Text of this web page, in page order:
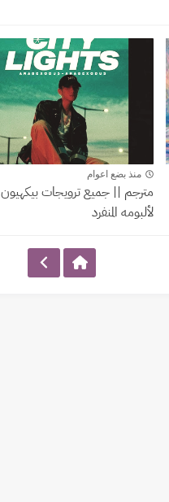
Exo Showcase
منذ بضع اعوام
مترجم || جميع ترويجات بيكهيون
لألبومه المنفرد